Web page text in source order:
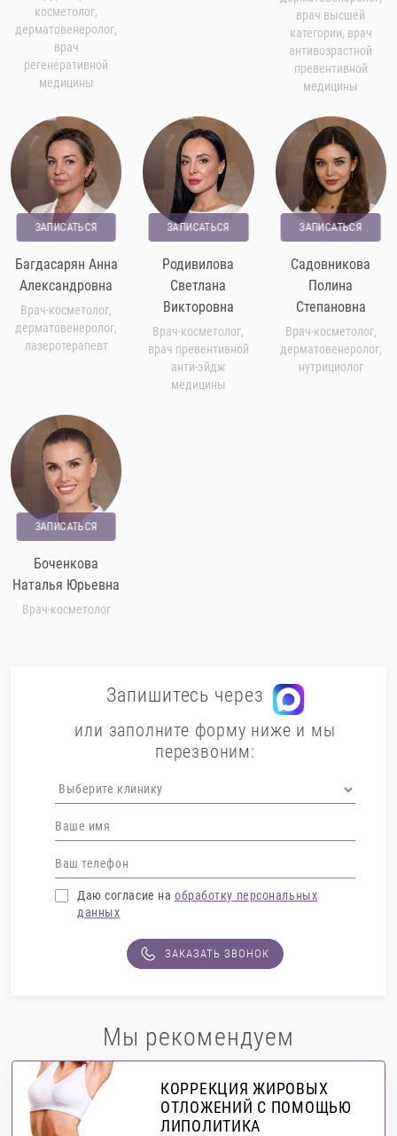
косметолог,
дерматовенеролог,
врач
регенеративной
медицины
врач высшей
категории, врач
антивозрастной
превентивной
медицины
ЗАПИСАТЬСЯ
Багдасарян Анна
Александровна
Врач-косметолог,
дерматовенеролог,
лазеротерапевт
ЗАПИСАТЬСЯ
Родивилова
Светлана
Викторовна
Врач-косметолог,
врач превентивной
анти-эйдж
медицины
ЗАПИСАТЬСЯ
Садовникова
Полина
Степановна
Врач-косметолог,
дерматовенеролог,
нутрициолог
ЗАПИСАТЬСЯ
Боченкова
Наталья Юрьевна
Врач-косметолог
Запишитесь через
или заполните форму ниже и мы
перезвоним:
Даю согласие на обработку персональных
данных
ЗАКАЗАТЬ ЗВОНОК
Мы рекомендуем
КОРРЕКЦИЯ ЖИРОВЫХ
ОТЛОЖЕНИЙ С ПОМОЩЬЮ
ЛИПОЛИТИКА